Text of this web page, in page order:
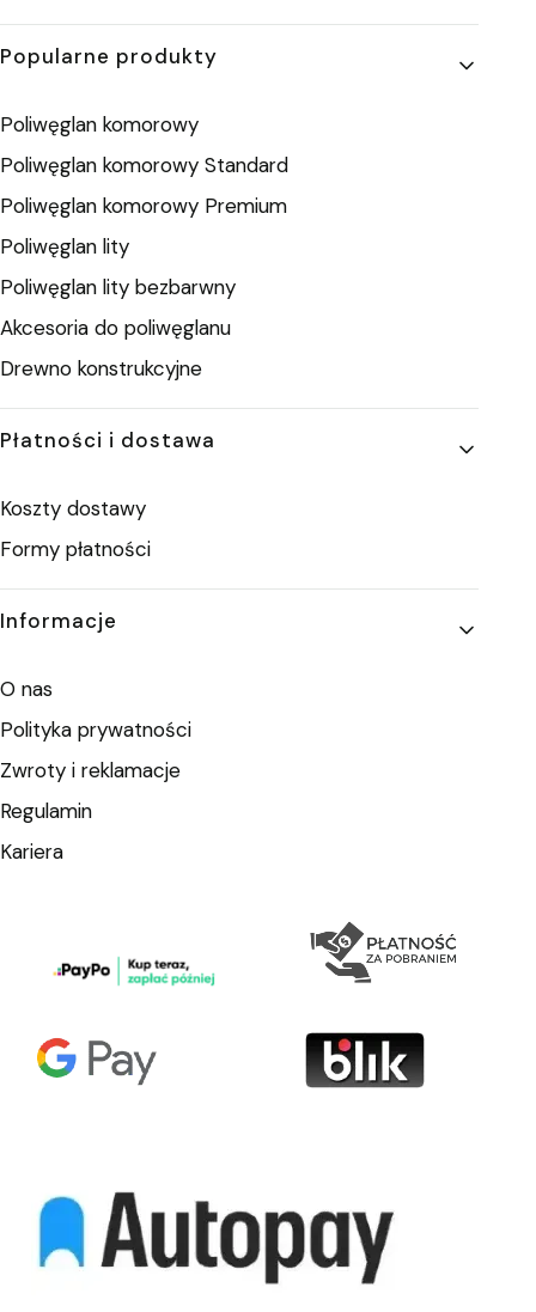
Popularne produkty
Poliwęglan komorowy
Poliwęglan komorowy Standard
Poliwęglan komorowy Premium
Poliwęglan lity
Poliwęglan lity bezbarwny
Akcesoria do poliwęglanu
Drewno konstrukcyjne
Płatności i dostawa
Koszty dostawy
Formy płatności
Informacje
O nas
Polityka prywatności
Zwroty i reklamacje
Regulamin
Kariera